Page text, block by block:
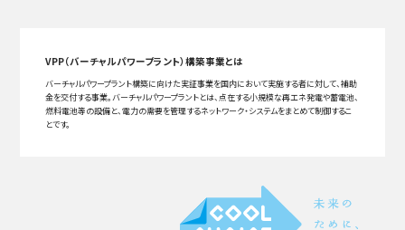
VPP（バーチャルパワープラント）構築事業とは
バーチャルパワープラント構築に向けた実証事業を国内において実施する者に対して、補助
金を交付する事業。バーチャルパワープラントとは、点在する小規模な再エネ発電や蓄電池、
燃料電池等の設備と、電力の需要を管理するネットワーク・システムをまとめて制御するこ
とです。